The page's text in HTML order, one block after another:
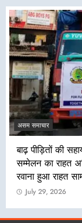
असम समाचार
बाढ़ पीड़ितों की
सम्मेलन का राहत
रवाना हुआ राहत
July 29, 2026